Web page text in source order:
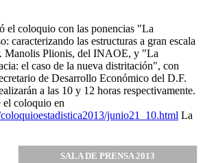
el coloquio con las ponencias "La
caracterizando las estructuras a gran escala
Manolis Plionis, del INAOE, y "La
el caso de la nueva distritación", con
de Desarrollo Económico del D.F.
a las 10 y 12 horas respectivamente.
el coloquio en
junio21_10.html La
SALA DE PRENSA 2013